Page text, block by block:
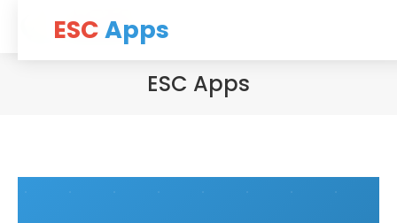
ESC Apps
ESCApps